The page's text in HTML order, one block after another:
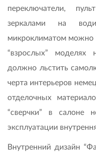
переключатели,
зеркалами на
микроклиматом можно
“взрослых” моделях
должно льстить
черта интерьеров
отделочных
“сверчки” в салоне
эксплуатации
Внутренний дизайн